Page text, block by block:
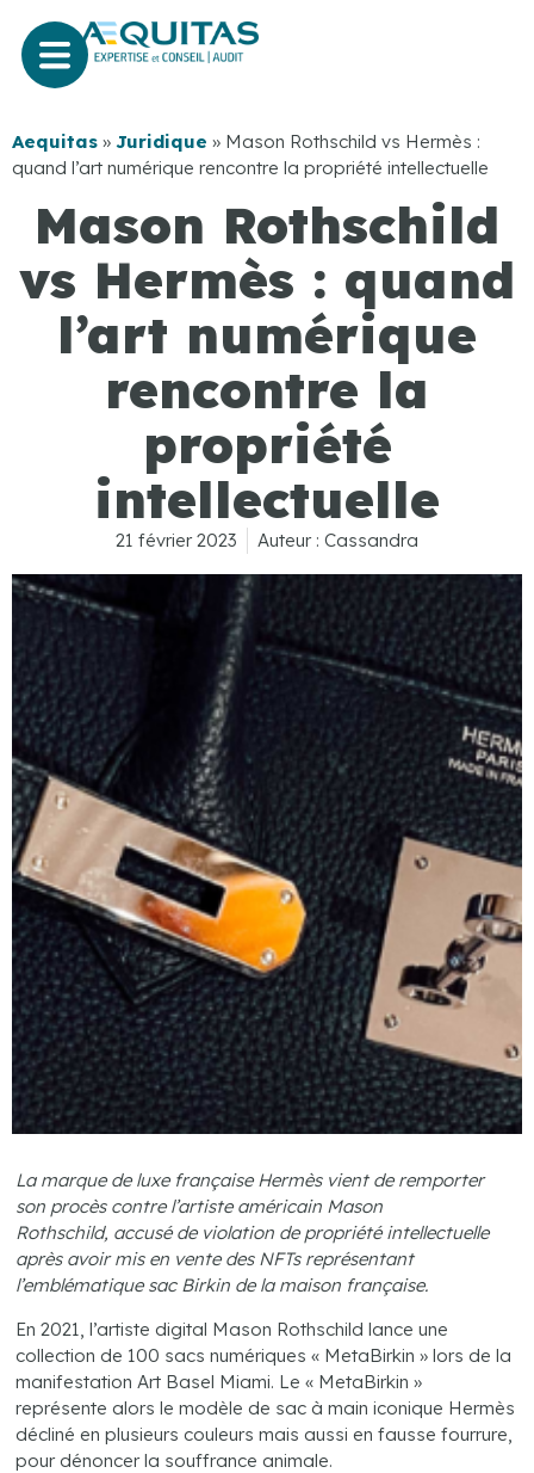
Aequitas » Juridique » Mason Rothschild vs Hermès :
quand l’art numérique rencontre la propriété intellectuelle
Mason Rothschild
vs Hermès : quand
l’art numérique
rencontre la
propriété
intellectuelle
21 février 2023 Auteur : Cassandra
La marque de luxe française Hermès vient de remporter
son procès contre l’artiste américain Mason
Rothschild, accusé de violation de propriété intellectuelle
après avoir mis en vente des NFTs représentant
l’emblématique sac Birkin de la maison française.
En 2021, l’artiste digital Mason Rothschild lance une
collection de 100 sacs numériques « MetaBirkin » lors de la
manifestation Art Basel Miami. Le « MetaBirkin »
représente alors le modèle de sac à main iconique Hermès
décliné en plusieurs couleurs mais aussi en fausse fourrure,
pour dénoncer la souffrance animale.